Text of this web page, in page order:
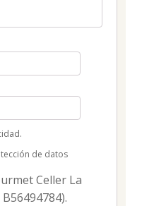
de datos
Celler La
B56494784).